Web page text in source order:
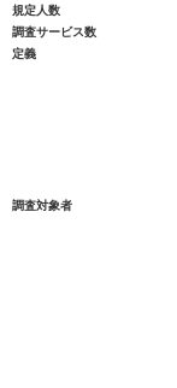
規定人数
調査サービス数
定義
調査対象者